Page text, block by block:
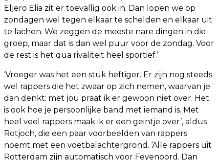
Eljero Elia zit er toevallig ook in. Dan lopen we op
zondagen wel tegen elkaar te schelden en elkaar uit
te lachen. We zeggen de meeste nare dingen in die
groep, maar dat is dan wel puur voor de zondag. Voor
de rest is het qua rivaliteit heel sportief.’
‘Vroeger was het een stuk heftiger. Er zijn nog steeds
wel rappers die het zwaar op zich nemen, waarvan je
dan denkt: met jou praat ik er gewoon niet over. Het
is ook hoe je persoonlijke band met iemand is. Met
heel veel rappers maak ik er een geintje over’, aldus
Rotjoch, die een paar voorbeelden van rappers
noemt met een voetbalachtergrond. ‘Alle rappers uit
Rotterdam zijn automatisch voor Feyenoord. Dan